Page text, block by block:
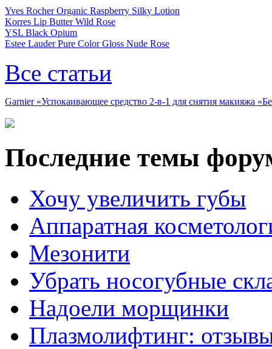
Yves Rocher Organic Raspberry Silky Lotion
Korres Lip Butter Wild Rose
YSL Black Opium
Estee Lauder Pure Color Gloss Nude Rose
Все статьи
Garnier «Успокаивающее средство 2-в-1 для снятия макияжа
Последние темы
Хочу увеличить губы
Аппаратная
Мезонити
Убрать носогубные
Надоели морщинки
Плазмолифтинг: